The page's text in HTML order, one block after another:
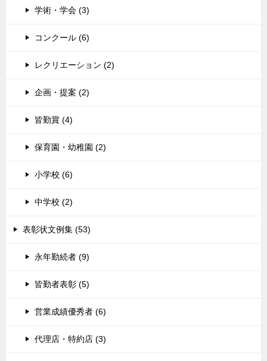
学術・学会 (3)
コンクール (6)
レクリエーション (2)
企画・提案 (2)
皆勤賞 (4)
保育園・幼稚園 (2)
小学校 (6)
中学校 (2)
表彰状文例集 (53)
永年勤続者 (9)
皆勤者表彰 (5)
営業成績優秀者 (6)
代理店・特約店 (3)